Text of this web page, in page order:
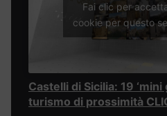
Fai clic per
cookie per questo
Castelli di Sicilia: 19
turismo di prossimità